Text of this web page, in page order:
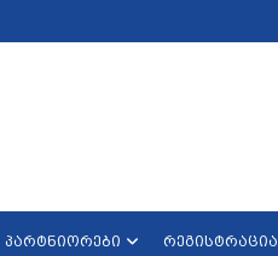
პარტნიორები რეგისტრაცია